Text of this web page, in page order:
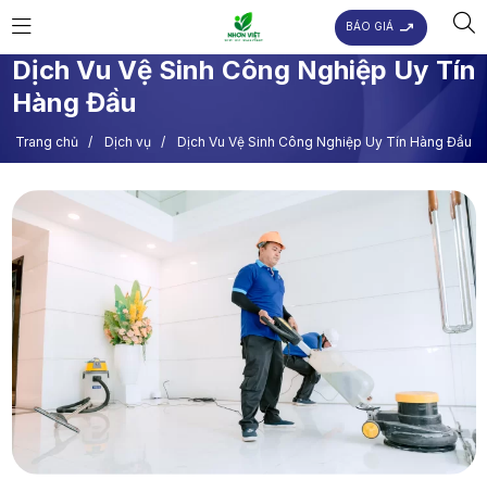
BÁO GIÁ
Dịch Vu Vệ Sinh Công Nghiệp Uy Tín
Hàng Đầu
Trang chủ / Dịch vụ / Dịch Vu Vệ Sinh Công Nghiệp Uy Tín Hàng Đầu